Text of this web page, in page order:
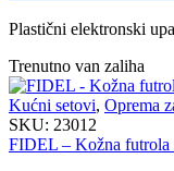
Plastični elektronski
Trenutno van zaliha
Kućni setovi, Oprema
SKU: 23012
FIDEL – Kožna futrola